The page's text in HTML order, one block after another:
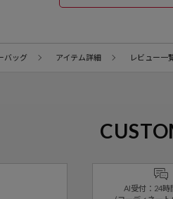
バッグ アイテム詳細 レビュー一
AI受付：24時